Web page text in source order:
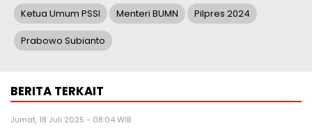
Ketua Umum PSSI Menteri BUMN Pilpres 2024
Prabowo Subianto
BERITA TERKAIT
Jumat, 18 Juli 2025 - 08:04 WIB